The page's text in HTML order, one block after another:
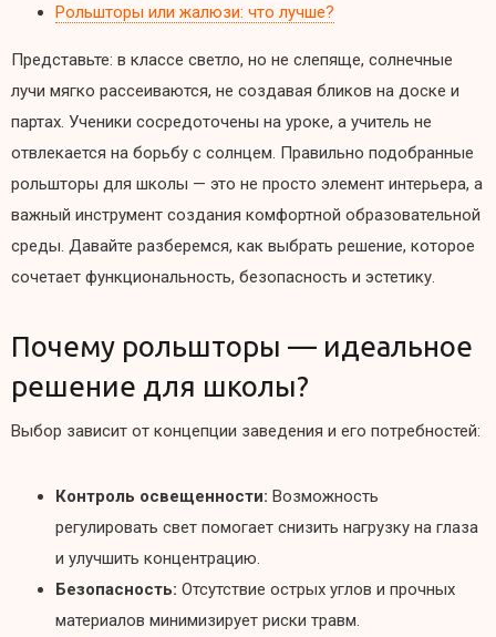
Рольшторы или жалюзи: что лучше?
Представьте: в классе светло, но не слепяще, солнечные
лучи мягко рассеиваются, не создавая бликов на доске и
партах. Ученики сосредоточены на уроке, а учитель не
отвлекается на борьбу с солнцем. Правильно подобранные
рольшторы для школы — это не просто элемент интерьера, а
важный инструмент создания комфортной образовательной
среды. Давайте разберемся, как выбрать решение, которое
сочетает функциональность, безопасность и эстетику.
Почему рольшторы — идеальное
решение для школы?
Выбор зависит от концепции заведения и его потребностей:
Контроль освещенности: Возможность
регулировать свет помогает снизить нагрузку на глаза
и улучшить концентрацию.
Безопасность: Отсутствие острых углов и прочных
материалов минимизирует риски травм.